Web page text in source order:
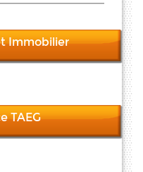
Immobilier
TAEG